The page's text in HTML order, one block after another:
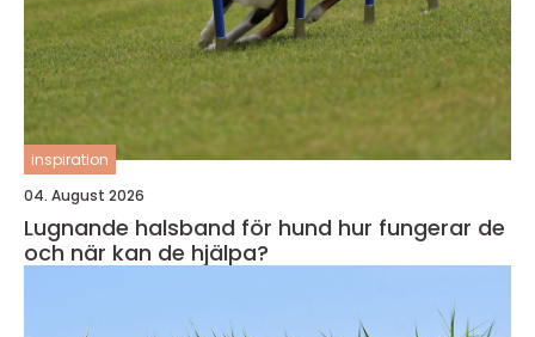
inspiration
04. August 2026
Lugnande halsband för hund hur fungerar de
och när kan de hjälpa?